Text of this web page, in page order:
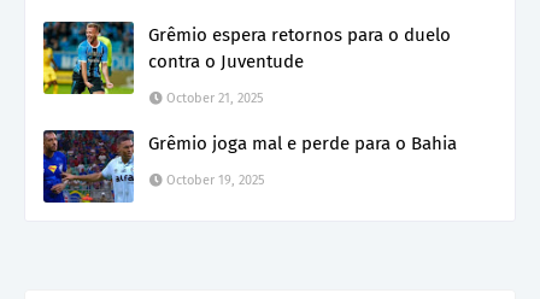
Grêmio espera retornos para o duelo
contra o Juventude
October 21, 2025
Grêmio joga mal e perde para o Bahia
October 19, 2025